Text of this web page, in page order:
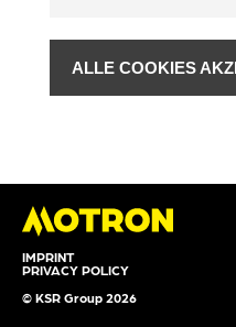
IMPRINT
PRIVACY POLICY
© KSR Group 2026
ALLE COOKIES